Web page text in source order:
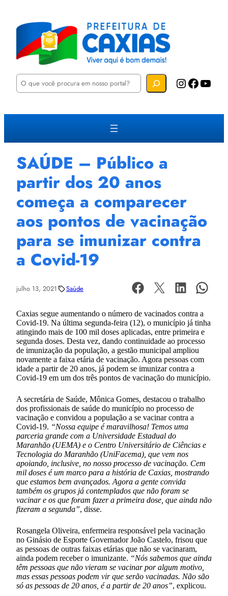
P
u
a
Instagram Facebook YouTube
SAÚDE – Público a
partir dos 20 anos
começa a comparecer
aos pontos de vacinação
para se imunizar contra
a Covid-19
julho 13, 2021 Saúde
Caxias segue aumentando o número de vacinados contra a
Covid-19. Na última segunda-feira (12), o município já tinha
atingindo mais de 100 mil doses aplicadas, entre primeira e
segunda doses. Desta vez, dando continuidade ao processo
de imunização da população, a gestão municipal ampliou
novamente a faixa etária de vacinação. Agora pessoas com
idade a partir de 20 anos, já podem se imunizar contra a
Covid-19 em um dos três pontos de vacinação do município.
A secretária de Saúde, Mônica Gomes, destacou o trabalho
dos profissionais de saúde do município no processo de
vacinação e convidou a população a se vacinar contra a
Covid-19. “Nossa equipe é maravilhosa! Temos uma
parceria grande com a Universidade Estadual do
Maranhão (UEMA) e o Centro Universitário de Ciências e
Tecnologia do Maranhão (UniFacema), que vem nos
apoiando, inclusive, no nosso processo de vacinação. Cem
mil doses é um marco para a história de Caxias, mostrando
que estamos bem avançados. Agora a gente convida
também os grupos já contemplados que não foram se
vacinar e os que foram fazer a primeira dose, que ainda não
fizeram a segunda”, disse.
Rosangela Oliveira, enfermeira responsável pela vacinação
no Ginásio de Esporte Governador João Castelo, frisou que
as pessoas de outras faixas etárias que não se vacinaram,
ainda podem receber o imunizante. “Nós sabemos que ainda
têm pessoas que não vieram se vacinar por algum motivo,
mas essas pessoas podem vir que serão vacinadas. Não são
só as pessoas de 20 anos, é a partir de 20 anos”, explicou.